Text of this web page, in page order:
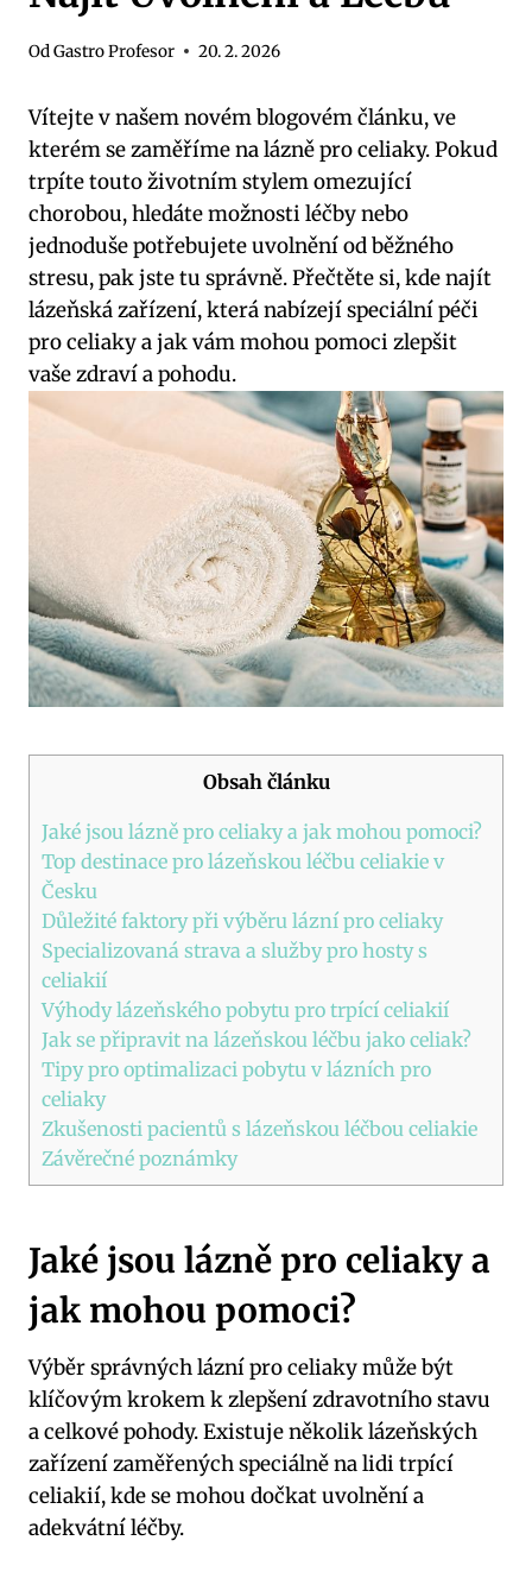
OdGastro Profesor 20. 2. 2026
Vítejte v našem novém blogovém článku, ve
kterém se zaměříme na lázně pro celiaky. Pokud
trpíte touto životním stylem omezující
chorobou, hledáte možnosti léčby nebo
jednoduše potřebujete uvolnění od běžného
stresu, pak jste tu správně. Přečtěte si, kde najít
lázeňská zařízení, která nabízejí speciální péči
pro celiaky a jak vám mohou pomoci zlepšit
vaše zdraví a pohodu.
Obsah článku
Jaké jsou lázně pro celiaky a jak mohou pomoci?
Top destinace pro lázeňskou léčbu celiakie v
Česku
Důležité faktory při výběru lázní pro celiaky
Specializovaná strava a služby pro hosty s
celiakií
Výhody lázeňského pobytu pro trpící celiakií
Jak se připravit na lázeňskou léčbu jako celiak?
Tipy pro optimalizaci pobytu v lázních pro
celiaky
Zkušenosti pacientů s lázeňskou léčbou celiakie
Závěrečné poznámky
Jaké jsou lázně pro celiaky a
jak mohou pomoci?
Výběr správných lázní pro celiaky může být
klíčovým krokem k zlepšení zdravotního stavu
a celkové pohody. Existuje několik lázeňských
zařízení zaměřených speciálně na lidi trpící
celiakií, kde se mohou dočkat uvolnění a
adekvátní léčby.